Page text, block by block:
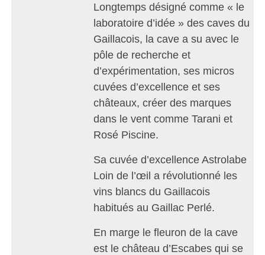
Longtemps désigné comme « le
laboratoire d’idée » des caves du
Gaillacois, la cave a su avec le
pôle de recherche et
d’expérimentation, ses micros
cuvées d’excellence et ses
châteaux, créer des marques
dans le vent comme Tarani et
Rosé Piscine.
Sa cuvée d’excellence Astrolabe
Loin de l’œil a révolutionné les
vins blancs du Gaillacois
habitués au Gaillac Perlé.
En marge le fleuron de la cave
est le château d’Escabes qui se